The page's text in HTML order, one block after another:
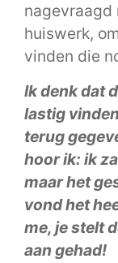
nagevraagd
huiswerk,
vinden die
Ik denk dat
lastig
terug
hoor ik: ik
maar het
vond het
me, je stelt
aan gehad!